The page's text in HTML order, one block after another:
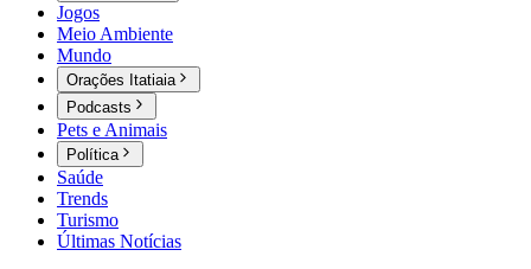
Jogos
Meio Ambiente
Mundo
Orações Itatiaia
Podcasts
Pets e Animais
Política
Saúde
Trends
Turismo
Últimas Notícias